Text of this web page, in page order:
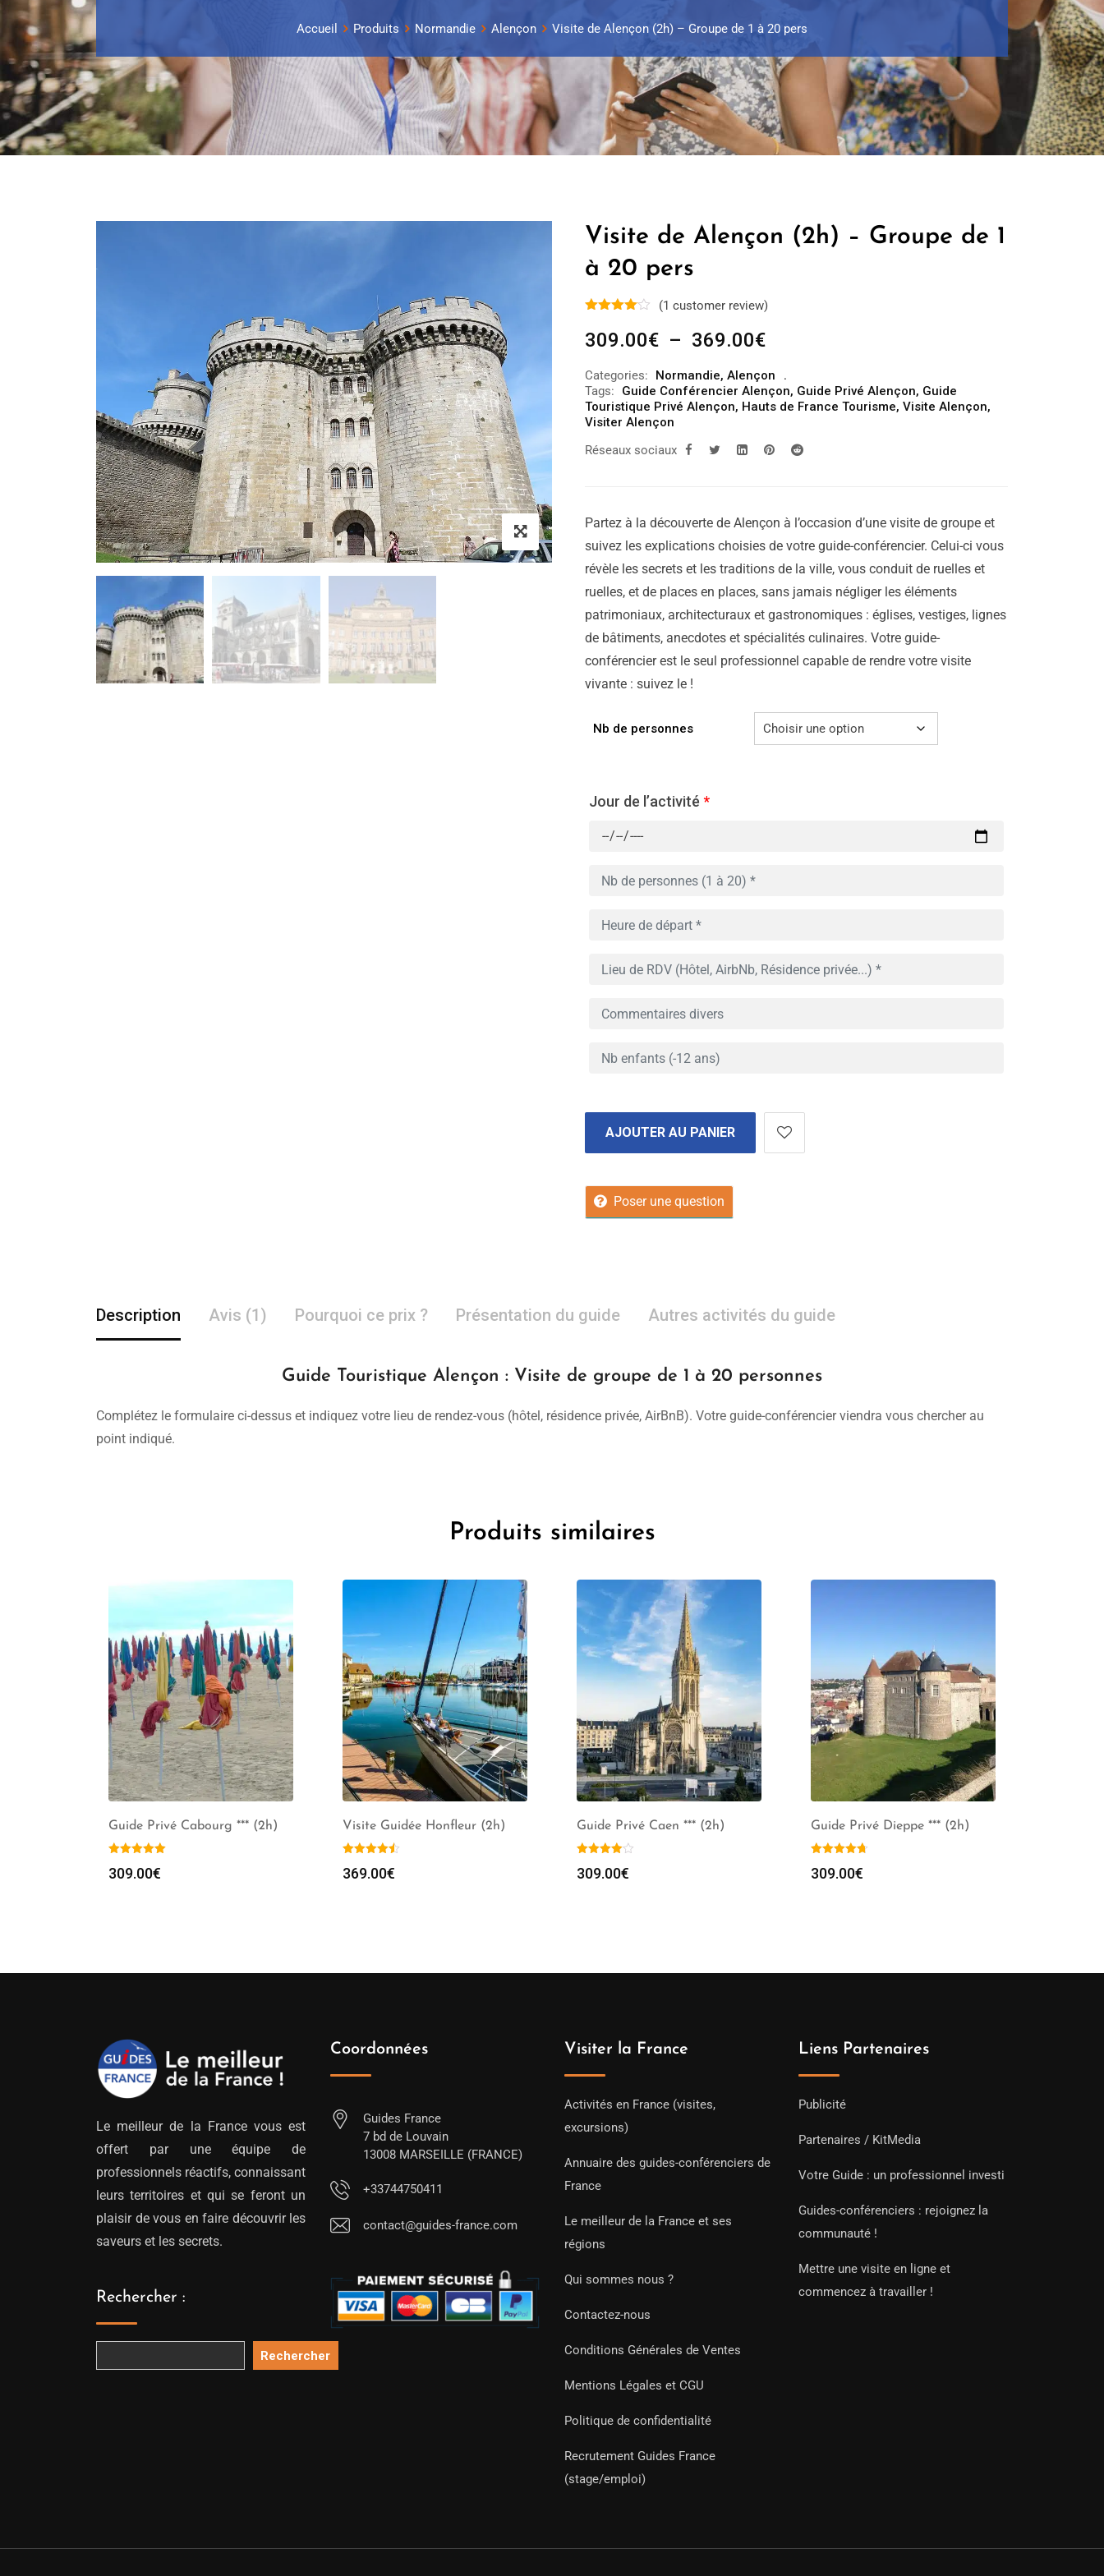
Accueil Produits Normandie Alençon Visite de Alençon (2h) – Groupe de 1 à 20 pers
Visite de Alençon (2h) – Groupe de 1
à 20 pers
(1 customer review)
309.00€ – 369.00€Plage
prix :
309.00€
369.00€
Categories: Normandie, Alençon
Tags:
Guide Conférencier Alençon, Guide Privé Alençon, Guide
Touristique Privé Alençon, Hauts de France Tourisme, Visite Alençon,
Visiter Alençon
Réseaux sociaux
Partez à la découverte de Alençon à l’occasion d’une visite de groupe et
suivez les explications choisies de votre guide-conférencier. Celui-ci vous
révèle les secrets et les traditions de la ville, vous conduit de ruelles et
ruelles, et de places en places, sans jamais négliger les éléments
patrimoniaux, architecturaux et gastronomiques : églises, vestiges, lignes
de bâtiments, anecdotes et spécialités culinaires. Votre guide-
conférencier est le seul professionnel capable de rendre votre visite
vivante : suivez le !
Nb de personnes
Jour de l’activité *
AJOUTER AU PANIER
Poser une question
Description Avis (1) Pourquoi ce prix ? Présentation du guide Autres activités du guide
Guide Touristique Alençon : Visite de groupe de 1 à 20 personnes
Complétez le formulaire ci-dessus et indiquez votre lieu de rendez-vous (hôtel, résidence privée, AirBnB). Votre guide-conférencier viendra vous chercher au
point indiqué.
Produits similaires
Guide Privé Cabourg *** (2h)
309.00€
Visite Guidée Honfleur (2h)
369.00€
Guide Privé Caen *** (2h)
309.00€
Guide Privé Dieppe *** (2h)
309.00€
Le meilleur de la France vous est
offert par une équipe de
professionnels réactifs, connaissant
leurs territoires et qui se feront un
plaisir de vous en faire découvrir les
saveurs et les secrets.
Rechercher :
Rechercher
Coordonnées
Guides France
7 bd de Louvain
13008 MARSEILLE (FRANCE)
+33744750411
contact@guides-france.com
Visiter la France
Activités en France (visites,
excursions)
Annuaire des guides-conférenciers de
France
Le meilleur de la France et ses
régions
Qui sommes nous ?
Contactez-nous
Conditions Générales de Ventes
Mentions Légales et CGU
Politique de confidentialité
Recrutement Guides France
(stage/emploi)
Liens Partenaires
Publicité
Partenaires / KitMedia
Votre Guide : un professionnel investi
Guides-conférenciers : rejoignez la
communauté !
Mettre une visite en ligne et
commencez à travailler !